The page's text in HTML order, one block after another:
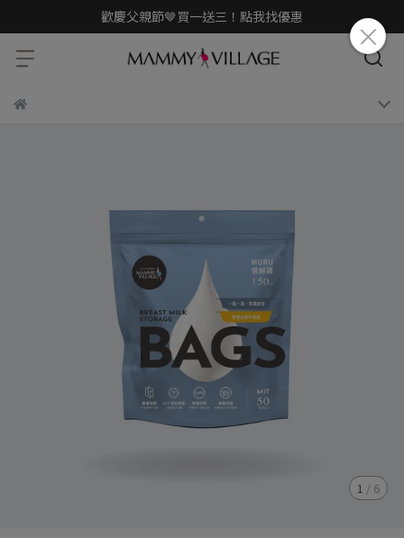
歡慶父親節🤎買一送三！點我找優惠
1 / 6